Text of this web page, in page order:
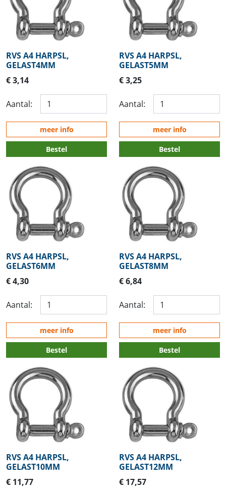
RVS A4 HARPSL,
GELAST4MM
€ 3,14
Aantal:
meer info
Bestel
RVS A4 HARPSL,
GELAST5MM
€ 3,25
Aantal:
meer info
Bestel
RVS A4 HARPSL,
GELAST6MM
€ 4,30
Aantal:
meer info
Bestel
RVS A4 HARPSL,
GELAST8MM
€ 6,84
Aantal:
meer info
Bestel
RVS A4 HARPSL,
GELAST10MM
€ 11,77
RVS A4 HARPSL,
GELAST12MM
€ 17,57